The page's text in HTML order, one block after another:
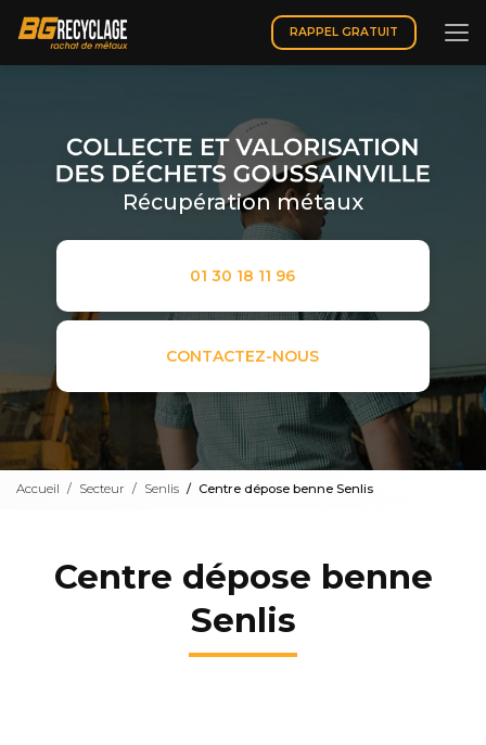
contenu
principal
RAPPEL GRATUIT
Récupération métaux
01 30 18 11 96
CONTACTEZ-NOUS
Accueil Secteur Senlis Centre dépose benne Senlis
Centre dépose benne
Senlis